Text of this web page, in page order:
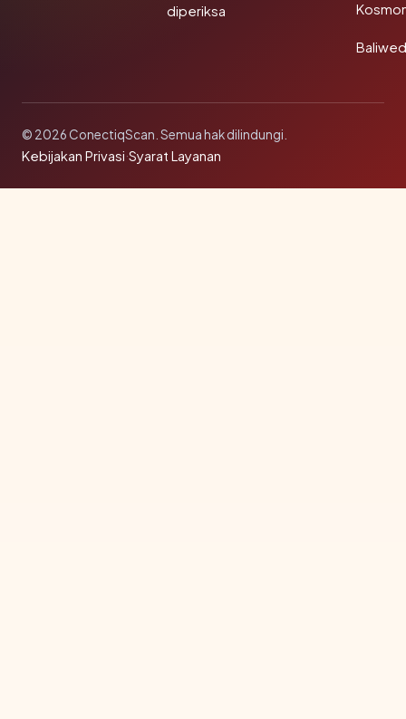
diperiksa
© 2026 ConectiqScan. Semua hak dilindungi.
Kebijakan Privasi·Syarat Layanan